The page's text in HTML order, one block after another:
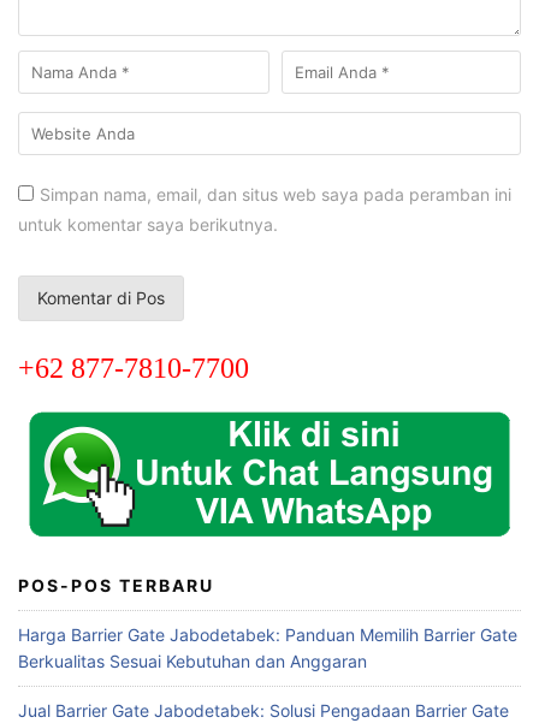
Simpan nama, email, dan situs web saya pada peramban ini
untuk komentar saya berikutnya.
+62 877-7810-7700
POS-POS TERBARU
Harga Barrier Gate Jabodetabek: Panduan Memilih Barrier Gate
Berkualitas Sesuai Kebutuhan dan Anggaran
Jual Barrier Gate Jabodetabek: Solusi Pengadaan Barrier Gate